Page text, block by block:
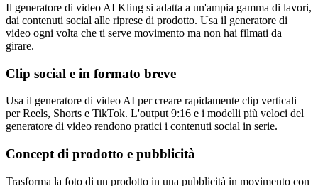
Il generatore di video AI Kling si adatta a un'ampia gamma di lavori,
dai contenuti social alle riprese di prodotto. Usa il generatore di
video ogni volta che ti serve movimento ma non hai filmati da
girare.
Clip social e in formato breve
Usa il generatore di video AI per creare rapidamente clip verticali
per Reels, Shorts e TikTok. L'output 9:16 e i modelli più veloci del
generatore di video rendono pratici i contenuti social in serie.
Concept di prodotto e pubblicità
Trasforma la foto di un prodotto in una pubblicità in movimento con